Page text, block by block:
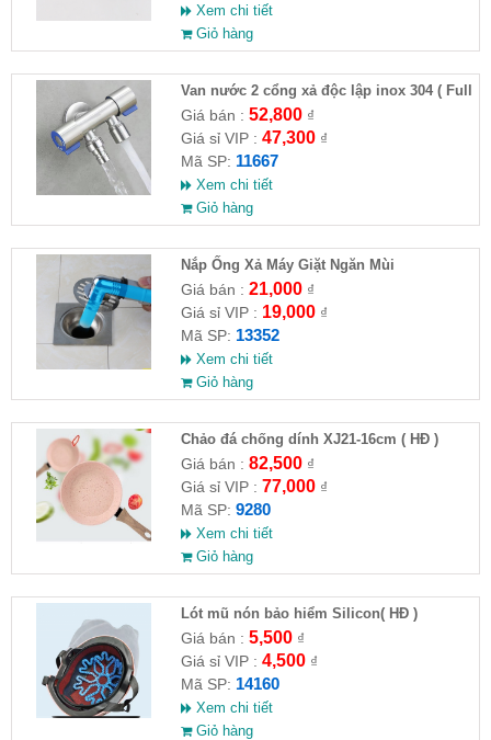
Xem chi tiết
Giỏ hàng
Van nước 2 cổng xả độc lập inox 304 ( Full
VAT )
Giá bán : 52,800₫
Giá sỉ VIP : 47,300₫
Mã SP: 11667
Xem chi tiết
Giỏ hàng
Nắp Ống Xả Máy Giặt Ngăn Mùi
Giá bán : 21,000₫
Giá sỉ VIP : 19,000₫
Mã SP: 13352
Xem chi tiết
Giỏ hàng
Chảo đá chống dính XJ21-16cm ( HĐ )
Giá bán : 82,500₫
Giá sỉ VIP : 77,000₫
Mã SP: 9280
Xem chi tiết
Giỏ hàng
Lót mũ nón bảo hiểm Silicon( HĐ )
Giá bán : 5,500₫
Giá sỉ VIP : 4,500₫
Mã SP: 14160
Xem chi tiết
Giỏ hàng